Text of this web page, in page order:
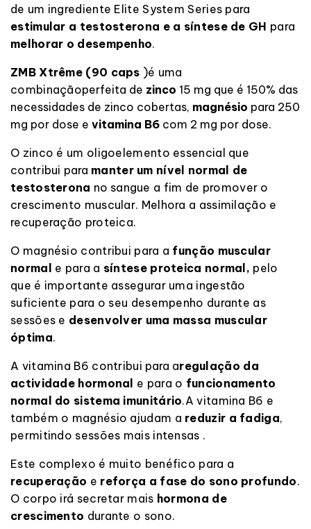
de um ingrediente Elite System Series para
estimular a testosterona e a síntese de GH para
melhorar o desempenho.
ZMB Xtrême (90 caps )é uma
combinaçãoperfeita de zinco15 mg que é 150% das
necessidades de zinco cobertas, magnésio para 250
mg por dose e vitamina B6 com 2 mg por dose.
O zinco é um oligoelemento essencial que
contribui para manter um nível normal de
testosterona no sangue a fim de promover o
crescimento muscular. Melhora a assimilação e
recuperação proteica.
O magnésio contribui para a função muscular
normal e para a síntese proteica normal, pelo
que é importante assegurar uma ingestão
suficiente para o seu desempenho durante as
sessões e desenvolver uma massa muscular
óptima.
A vitamina B6 contribui para aregulação da
actividade hormonal e para o funcionamento
normal do sistema imunitário.A vitamina B6 e
também o magnésio ajudam a reduzir a fadiga,
permitindo sessões mais intensas .
Este complexo é muito benéfico para a
recuperação e reforça a fase do sono profundo.
O corpo irá secretar mais hormona de
crescimento durante o sono.